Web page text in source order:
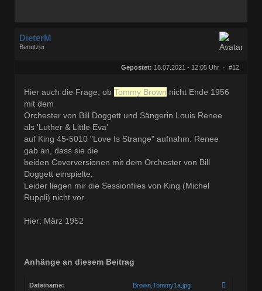
DieterM
Benutzer
Gepostet: 18.07.2021 - 12:05 Uhr · #12
Hier auch die Frage, ob Tommy Brown nicht Ende 1956
mit dem
Orchester von Bill Doggett und Sängerin Louis Renee
als 'Luther & Little Eva'
auf King 45-5010 "Love Is Strange" aufnahm. Renee
gab an, dass sie die
beiden Coverversionen mit dem Orchester von Bill
Doggett einspielte.
Leider liegen mir die Sessionfiles von King (Michel
Ruppli) nicht vor.
Hier: März 1952
Anhänge an diesem Beitrag
Dateiname: Brown,Tommy1a.jpg